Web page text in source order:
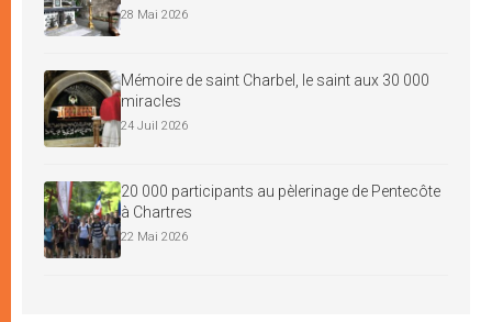
28 Mai 2026
Mémoire de saint Charbel, le saint aux 30 000
miracles
24 Juil 2026
20 000 participants au pèlerinage de Pentecôte
à Chartres
22 Mai 2026